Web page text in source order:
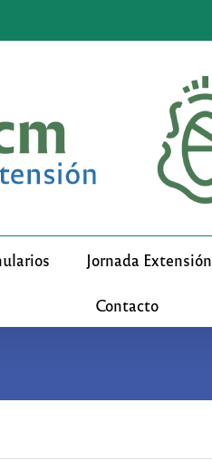
Jornada Extensión
Contacto